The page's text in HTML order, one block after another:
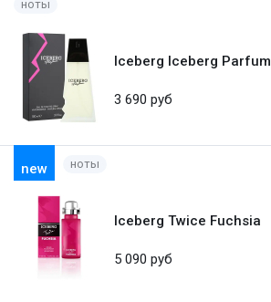
ноты
Iceberg Iceberg Parfum
3 690 руб
new ноты
Iceberg Twice Fuchsia
5 090 руб